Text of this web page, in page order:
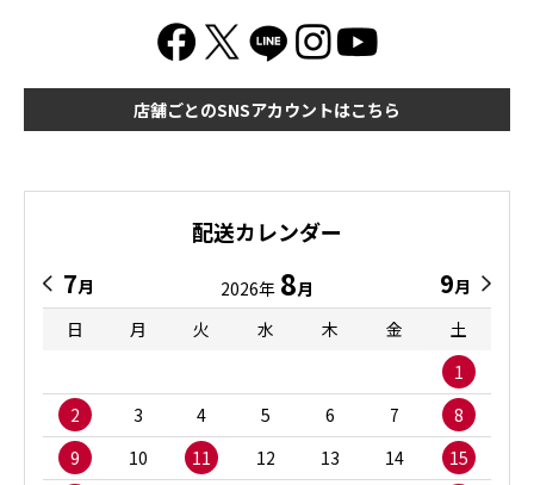
店舗ごとのSNSアカウントはこちら
配送カレンダー
7月 2026年 8月 9月
日
月 火 水 木 金
土
1
2
3 4 5 6 7
8
9
10 11 12 13 14 15